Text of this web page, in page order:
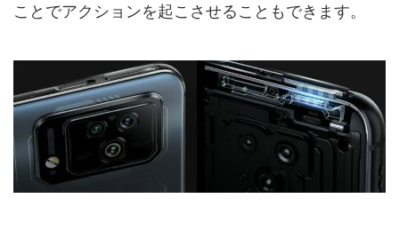
ことでアクションを起こさせることもできます。